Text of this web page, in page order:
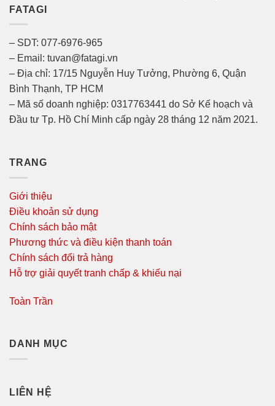
FATAGI
– SDT: 077-6976-965
– Email: tuvan@fatagi.vn
– Địa chỉ: 17/15 Nguyễn Huy Tưởng, Phường 6, Quận
Bình Thạnh, TP HCM
– Mã số doanh nghiệp: 0317763441 do Sở Kế hoạch và
Đầu tư Tp. Hồ Chí Minh cấp ngày 28 tháng 12 năm 2021.
TRANG
Giới thiệu
Điều khoản sử dụng
Chính sách bảo mật
Phương thức và điều kiện thanh toán
Chính sách đổi trả hàng
Hỗ trợ giải quyết tranh chấp & khiếu nại
Toàn Trần
DANH MỤC
LIÊN HỆ